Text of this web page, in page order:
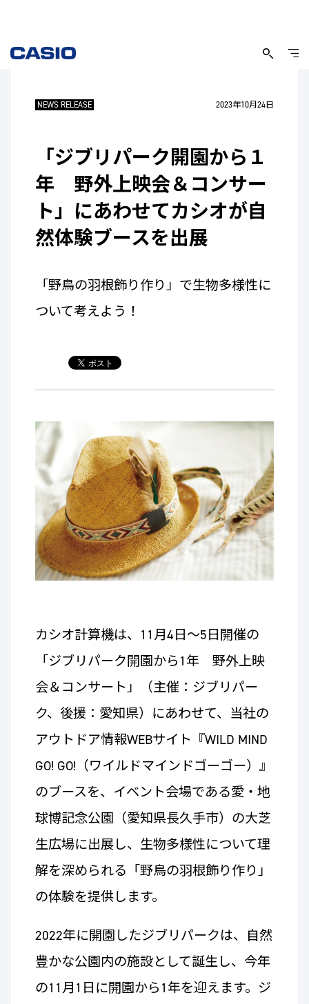
NEWS RELEASE 2023年10月24日
「ジブリパーク開園から１
年 野外上映会＆コンサー
ト」にあわせてカシオが自
然体験ブースを出展
「野鳥の羽根飾り作り」で生物多様性に
ついて考えよう！
カシオ計算機は、11月4日～5日開催の
「ジブリパーク開園から1年 野外上映
会＆コンサート」（主催：ジブリパー
ク、後援：愛知県）にあわせて、当社の
アウトドア情報WEBサイト『WILD MIND
GO! GO!（ワイルドマインドゴーゴー）』
のブースを、イベント会場である愛・地
球博記念公園（愛知県長久手市）の大芝
生広場に出展し、生物多様性について理
解を深められる「野鳥の羽根飾り作り」
の体験を提供します。
2022年に開園したジブリパークは、自然
豊かな公園内の施設として誕生し、今年
の11月1日に開園から1年を迎えます。ジ